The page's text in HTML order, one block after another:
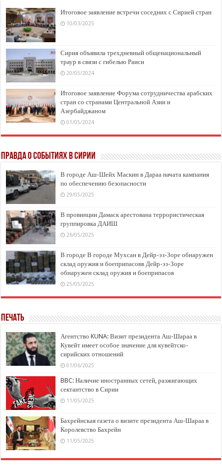
Итоговое заявление встречи соседних с Сирией стран
10/03/2025
Сирия объявила трехдневный общенациональный
траур в связи с гибелью Раиси
20/05/2024
Итоговое заявление Форума сотрудничества арабских
стран со странами Центральной Азии и
Азербайджаном
01/05/2024
Правда о событиях в Сирии
В городе Аш-Шейх Маскин в Дараа начата кампания
по обеспечению безопасности
29/05/2025
В провинции Дамаск арестована террористическая
группировка ДАИШ
26/05/2025
В городе В городе Мухсан в Дейр-эз-Зоре обнаружен
склад оружия и боеприпасовв Дейр-эз-Зоре
обнаружен склад оружия и боеприпасов
25/05/2025
Печать
Агентство KUNA: Визит президента Аш-Шараа в
Кувейт имеет особое значение для кувейтско-
сирийских отношений
01/06/2025
BBC: Наличие иностранных сетей, разжигающих
сектантство в Сирии
11/05/2025
Бахрейнская газета о визите президента Аш-Шараа в
Королевство Бахрейн
11/05/2025